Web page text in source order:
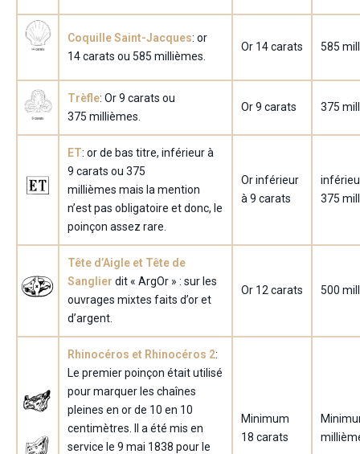
Coquille Saint-Jacques: or
14 carats ou 585 millièmes.
Or 14 carats 585
Trèfle: Or 9 carats ou
375 millièmes.
Or 9 carats 375
ET: or de bas titre, inférieur à
9 carats ou 375
millièmes mais la mention
n’est pas obligatoire et donc, le
poinçon assez rare.
Or inférieur
à 9 carats
375
Tête d’Aigle et Tête de
Sanglier dit « ArgOr » : sur les
ouvrages mixtes faits d’or et
d’argent.
Or 12 carats 500
Rhinocéros et Rhinocéros 2:
Le premier poinçon était utilisé
pour marquer les chaînes
pleines en or de 10 en 10
centimètres. Il a été mis en
service le 9 mai 1838 pour le
Minimum
18 carats